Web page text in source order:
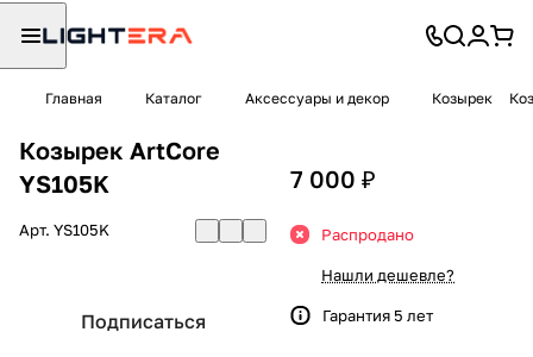
Главная Каталог Аксессуары и декор Козырек
Козырек ArtCore
YS105K
Арт. YS105K
Подписаться
7 000 ₽
Распродано
Нашли дешевле?
Гарантия 5 лет